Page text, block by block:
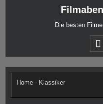
Die besten
Home - Klassiker